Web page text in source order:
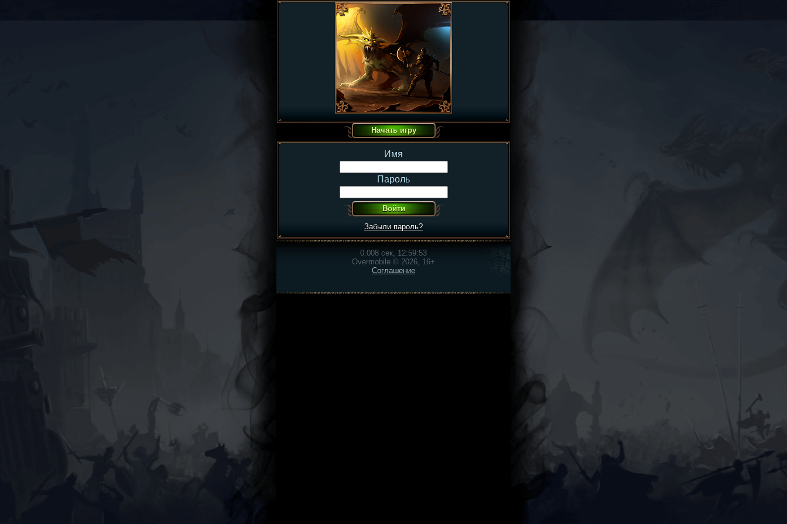
Имя
Пароль
Забыли пароль?
0.008 сек, 12:59:53
Overmobile © 2026, 16+
Соглашение